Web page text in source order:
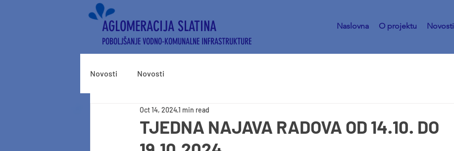
AGLOMERACIJA SLATINA
POBOLJŠANJE VODNO-KOMUNALNE INFRASTRUKTURE
Naslovna O projektu Novosti
Novosti Novosti
TJEDNA NAJAVA RADOVA OD 14.10. DO
Oct 14, 20241 min read